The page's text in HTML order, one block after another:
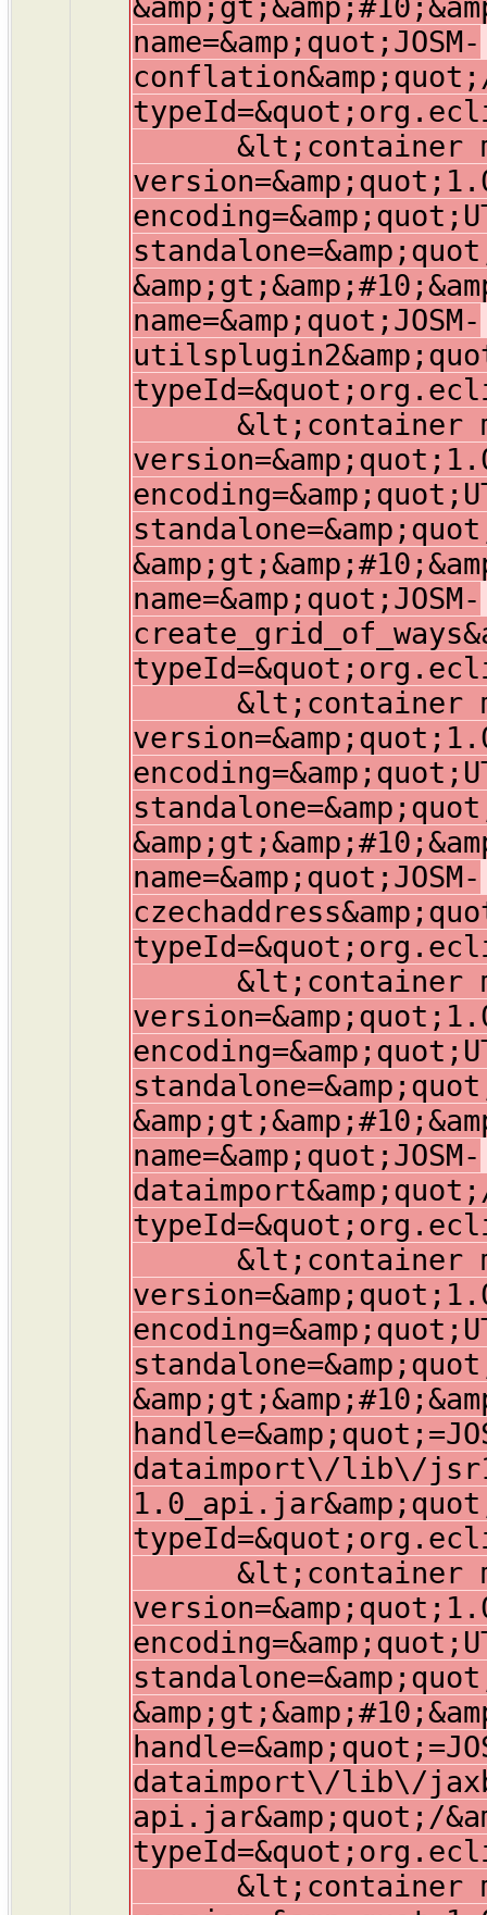
name=&amp;quot;JOSM-
&lt;container
name=&amp;quot;JOSM-
&lt;container
name=&amp;quot;JOSM-
&lt;container
name=&amp;quot;JOSM-
&lt;container
name=&amp;quot;JOSM-
&lt;container
dataimport\/lib\/
&lt;container
dataimport\/lib\/
api.jar&amp;quot;/
&lt;container